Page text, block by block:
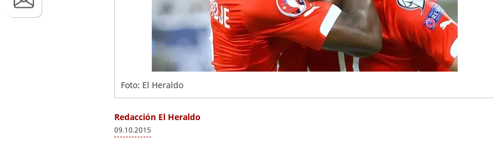
Foto: El Heraldo
Redacción El Heraldo
09.10.2015